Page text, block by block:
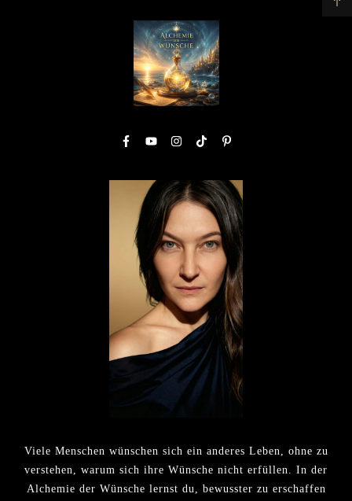
Viele Menschen wünschen sich ein anderes Leben, ohne zu
verstehen, warum sich ihre Wünsche nicht erfüllen. In der
Alchemie der Wünsche lernst du, bewusster zu erschaffen